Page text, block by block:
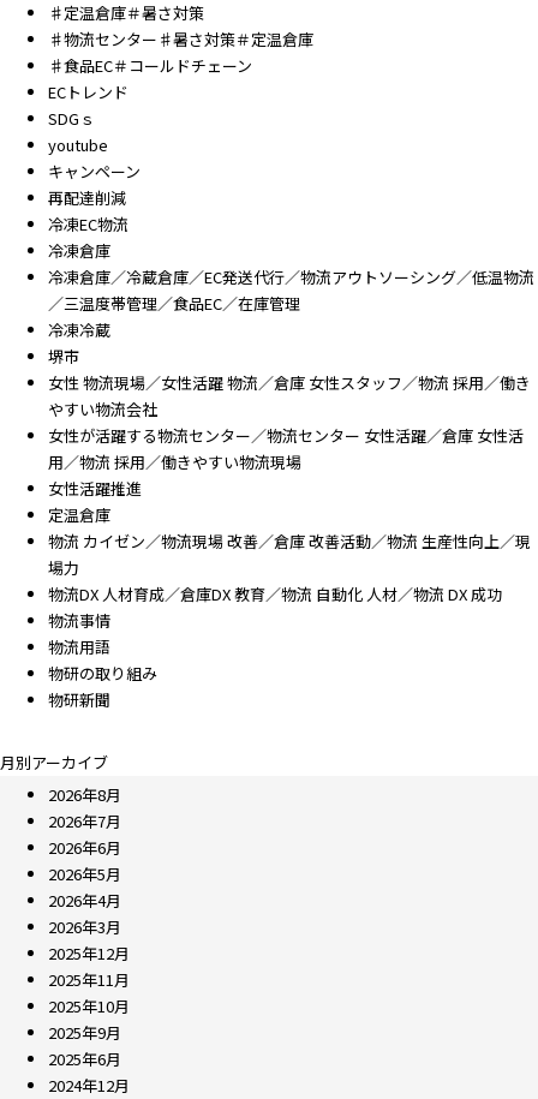
♯定温倉庫＃暑さ対策
♯物流センター♯暑さ対策＃定温倉庫
♯食品EC＃コールドチェーン
ECトレンド
SDGｓ
youtube
キャンペーン
再配達削減
冷凍EC物流
冷凍倉庫
冷凍倉庫／冷蔵倉庫／EC発送代行／物流アウトソーシング／低温物流
／三温度帯管理／食品EC／在庫管理
冷凍冷蔵
堺市
女性 物流現場／女性活躍 物流／倉庫 女性スタッフ／物流 採用／働き
やすい物流会社
女性が活躍する物流センター／物流センター 女性活躍／倉庫 女性活
用／物流 採用／働きやすい物流現場
女性活躍推進
定温倉庫
物流 カイゼン／物流現場 改善／倉庫 改善活動／物流 生産性向上／現
場力
物流DX 人材育成／倉庫DX 教育／物流 自動化 人材／物流 DX 成功
物流事情
物流用語
物研の取り組み
物研新聞
月別アーカイブ
2026年8月
2026年7月
2026年6月
2026年5月
2026年4月
2026年3月
2025年12月
2025年11月
2025年10月
2025年9月
2025年6月
2024年12月